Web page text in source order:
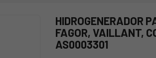
HIDROGENERADOR
FAGOR, VAILLANT,
AS0003301